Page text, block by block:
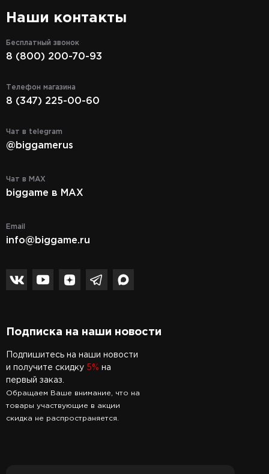
Наши контакты
Бесплатный звонок
8 (800) 200-70-93
Телефон магазина
8 (347) 225-00-60
Чат в telegram
@biggamerus
Чат в MAX
biggame в MAX
Email
info@biggame.ru
Подписка на наши новости
Подпишитесь на наши новости
и получите скидку 5% на
первый заказ.
Обращаем Ваше внимание, что на
товары участвующие в акции
скидка не распространяется.